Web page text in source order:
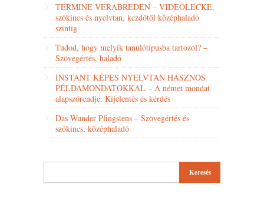
TERMINE VERABREDEN – VIDEÓLECKE,
szókincs és nyelvtan, kezdőtől középhaladó
szintig
Tudod, hogy melyik tanulótípusba tartozol? –
Szövegértés, haladó
INSTANT KÉPES NYELVTAN HASZNOS
PÉLDAMONDATOKKAL – A német mondat
alapszórendje: Kijelentés és kérdés
Das Wunder Pfingstens – Szövegértés és
szókincs, középhaladó